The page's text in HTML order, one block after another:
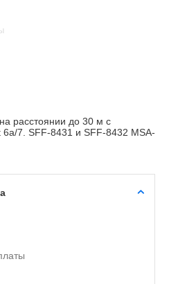
расстоянии до 30 м с
6a/7. SFF-8431 и SFF-8432 MSA-